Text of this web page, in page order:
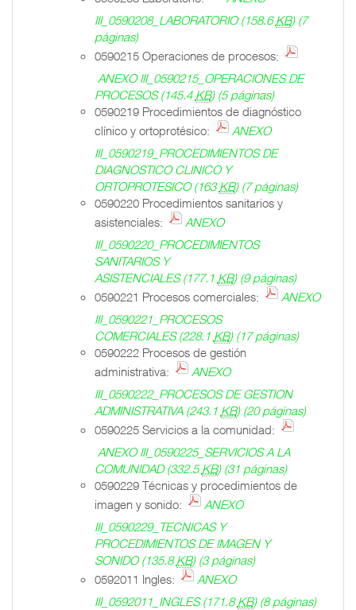
III_0590208_LABORATORIO(158.6KB)(7
páginas)
0590215 Operaciones de procesos:
ANEXO III_0590215_OPERACIONES DE
PROCESOS(145.4 KB)(5 páginas)
0590219 Procedimientos de diagnóstico
clínico y ortoprotésico:
ANEXO
III_0590219_PROCEDIMIENTOS DE
DIAGNOSTICO CLINICO Y
ORTOPROTESICO(163KB)(7 páginas)
0590220 Procedimientos sanitarios y
asistenciales:
ANEXO
III_0590220_PROCEDIMIENTOS
SANITARIOS Y
ASISTENCIALES(177.1 KB)(9 páginas)
0590221 Procesos comerciales:
ANEXO
III_0590221_PROCESOS
COMERCIALES(228.1 KB)(17 páginas)
0590222 Procesos de gestión
administrativa:
ANEXO
III_0590222_PROCESOS DE GESTION
ADMINISTRATIVA(243.1 KB)(20 páginas)
0590225 Servicios a la comunidad:
ANEXO III_0590225_SERVICIOS A LA
COMUNIDAD(332.5KB)(31 páginas)
0590229 Técnicas y procedimientos de
imagen y sonido:
ANEXO
III_0590229_TECNICAS Y
PROCEDIMIENTOS DE IMAGEN Y
SONIDO(135.8KB)(3 páginas)
0592011 Ingles:
ANEXO
III_0592011_INGLES(171.8KB)(8 páginas)